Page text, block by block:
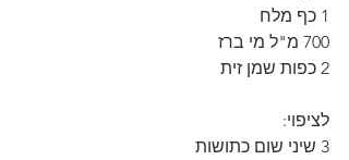
1 כף מלח
700 מ"ל מי ברז
2 כפות שמן זית
לציפוי:
3 שיני שום כתושות